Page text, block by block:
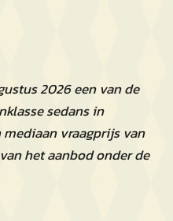
2026 een van de
sedans in
vraagprijs van
het aanbod onder de